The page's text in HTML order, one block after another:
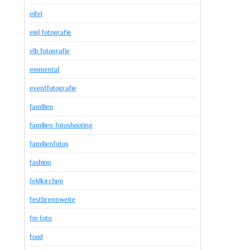
eifel
eigl fotografie
elb fotografie
emmental
eventfotografie
familien
familien fotoshooting
familienfotos
fashion
feldkirchen
festbrennweite
fm foto
food